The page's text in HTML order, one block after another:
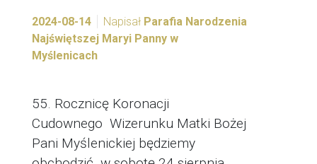
2024-08-14 Napisał Parafia Narodzenia
Najświętszej Maryi Panny w
Myślenicach
55. Rocznicę Koronacji
Cudownego Wizerunku Matki Bożej
Pani Myślenickiej będziemy